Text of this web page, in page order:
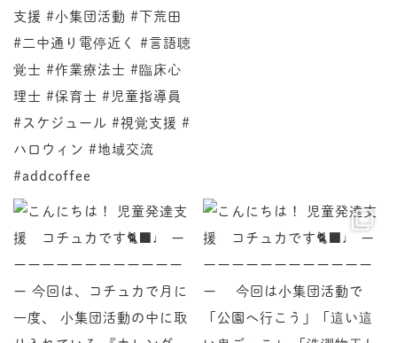
♩ ーーーーーーーーーーーーーー 今回は、コチュカで ♩ ーーーーーーーーーーーーーー 今回は小集団活動